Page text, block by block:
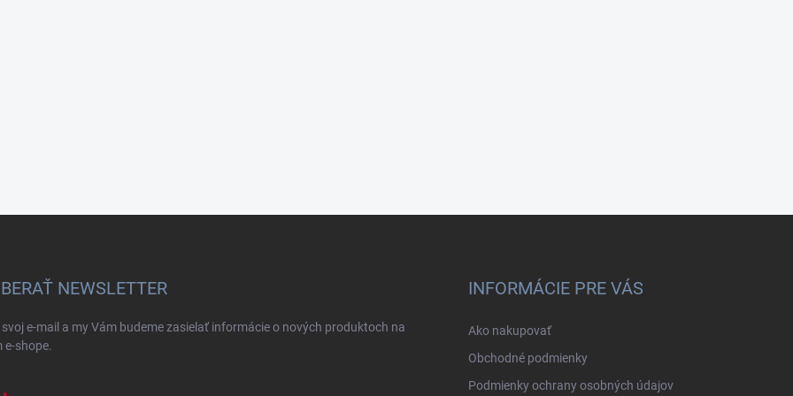
NEWSLETTER
e-mail a my Vám budeme zasielať informácie o nových produktoch na
e-shope.
INFORMÁCIE PRE VÁS
Ako nakupovať
Obchodné podmienky
Podmienky ochrany osobných údajov